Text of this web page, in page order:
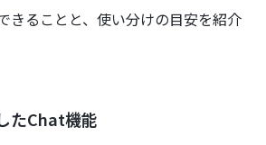
きることと、使い分けの目安を紹介
たChat機能